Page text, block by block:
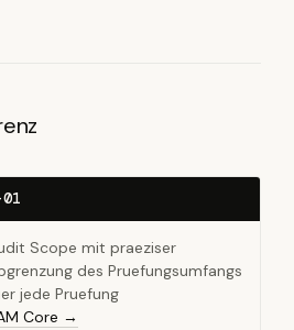
01
Scope mit praeziser
des Pruefungsumfangs
jede Pruefung
Core →